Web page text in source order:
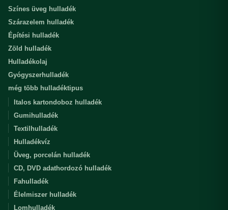
Színes üveg hulladék
Szárazelem hulladék
Építési hulladék
Zöld hulladék
Hulladékolaj
Gyógyszerhulladék
még több hulladéktipus
Italos kartondoboz hulladék
Gumihulladék
Textilhulladék
Hulladékvíz
Üveg, porcelán hulladék
CD, DVD adathordozó hulladék
Fahulladék
Élelmiszer hulladék
Lomhulladék